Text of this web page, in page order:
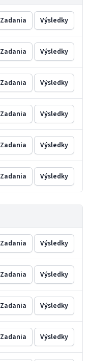
Zadania Výsledky
Zadania Výsledky
Zadania Výsledky
Zadania Výsledky
Zadania Výsledky
Zadania Výsledky
Zadania Výsledky
Zadania Výsledky
Zadania Výsledky
Zadania Výsledky